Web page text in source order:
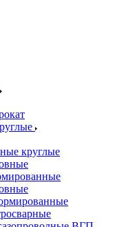
круглые